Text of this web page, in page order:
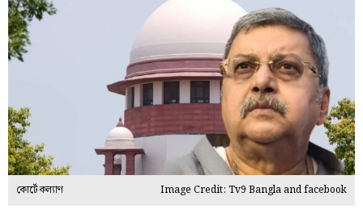
কোর্টে কল্যাণ Image Credit: Tv9 Bangla and facebook